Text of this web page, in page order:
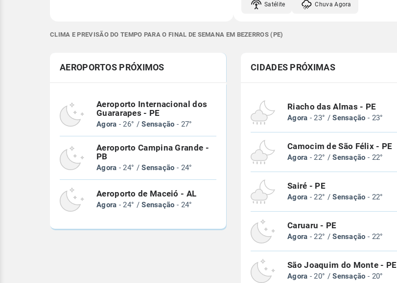
Satélite Chuva Agora
CLIMA E PREVISÃO DO TEMPO PARA O FINAL DE SEMANA EM BEZERROS (PE)
AEROPORTOS PRÓXIMOS
Aeroporto Internacional dos
Guararapes - PE
Agora - 26° /Sensação - 27°
Aeroporto Campina Grande -
PB
Agora - 24° /Sensação - 24°
Aeroporto de Maceió - AL
Agora - 24° /Sensação - 24°
CIDADES PRÓXIMAS
Riacho das Almas - PE
Agora - 23° /Sensação - 23°
Camocim de São Félix - PE
Agora - 22° /Sensação - 22°
Sairé - PE
Agora - 22° /Sensação - 22°
Caruaru - PE
Agora - 22° /Sensação - 22°
São Joaquim do Monte - PE
Agora - 20° /Sensação - 20°